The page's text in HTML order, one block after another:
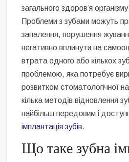
загального здоров’я
Проблеми з зубами можуть
запалення, порушення
негативно вплинути на
втрата одного або кількох
проблемою, яка потребує
розвитком стоматологічної
кілька методів відновлення
найбільш передовим і
імплантація зубів.
Що таке зубна